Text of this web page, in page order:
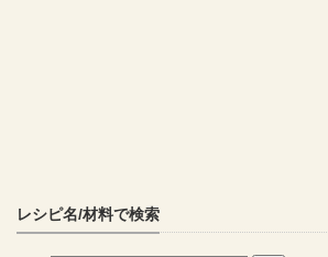
レシピ名/材料で検索